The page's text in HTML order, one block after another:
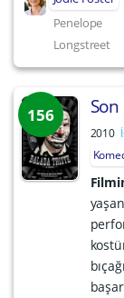
Penelope
Longstreet
156
2010